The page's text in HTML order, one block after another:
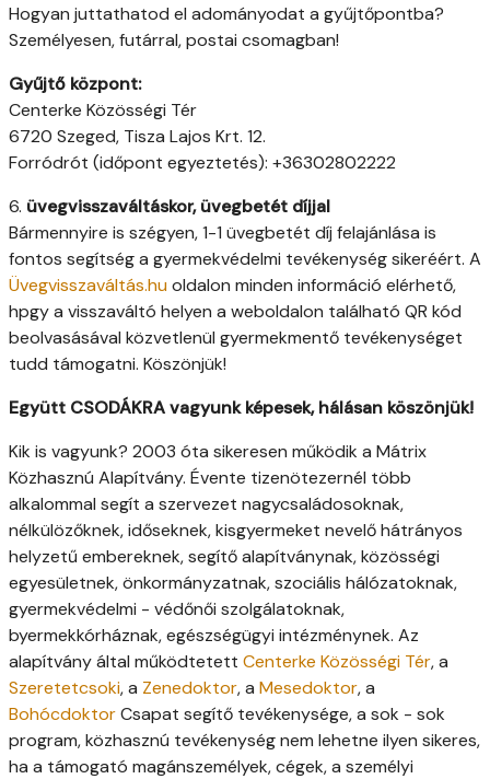
Hogyan juttathatod el adományodat a gyűjtőpontba?
Személyesen, futárral, postai csomagban!
Gyűjtő központ:
Centerke Közösségi Tér
6720 Szeged, Tisza Lajos Krt. 12.
Forródrót (időpont egyeztetés): +36302802222
6. üvegvisszaváltáskor, üvegbetét díjjal
Bármennyire is szégyen, 1-1 üvegbetét díj felajánlása is
fontos segítség a gyermekvédelmi tevékenység sikeréért. A
Üvegvisszaváltás.huoldalon minden információ elérhető,
hpgy a visszaváltó helyen a weboldalon található QR kód
beolvasásával közvetlenül gyermekmentő tevékenységet
tudd támogatni. Köszönjük!
Együtt CSODÁKRA vagyunk képesek, hálásan köszönjük!
Kik is vagyunk? 2003 óta sikeresen működik a Mátrix
Közhasznú Alapítvány. Évente tizenötezernél több
alkalommal segít a szervezet nagycsaládosoknak,
nélkülözőknek, időseknek, kisgyermeket nevelő hátrányos
helyzetű embereknek, segítő alapítványnak, közösségi
egyesületnek, önkormányzatnak, szociális hálózatoknak,
gyermekvédelmi - védőnői szolgálatoknak,
byermekkórháznak, egészségügyi intézménynek. Az
alapítvány által működtetett Centerke Közösségi Tér, a
Szeretetcsoki, a Zenedoktor, a Mesedoktor, a
BohócdoktorCsapat segítő tevékenysége, a sok - sok
program, közhasznú tevékenység nem lehetne ilyen sikeres,
ha a támogató magánszemélyek, cégek, a személyi